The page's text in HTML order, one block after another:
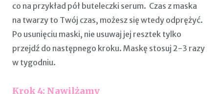
co na przykład pół buteleczki serum. Czas z maska
na twarzy to Twój czas, możesz się wtedy odprężyć.
Po usunięciu maski, nie usuwaj jej resztek tylko
przejdź do następnego kroku. Maskę stosuj 2-3 razy
w tygodniu.
Krok 4: Nawilżamy